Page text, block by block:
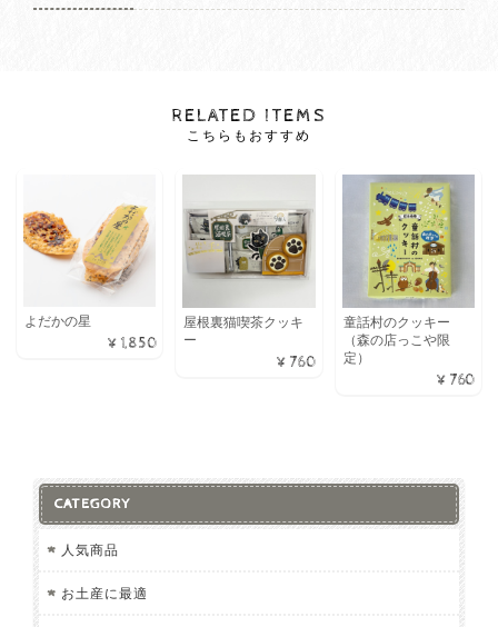
RELATED ITEMS
こちらもおすすめ
よだかの星
¥1,850
屋根裏猫喫茶クッキ
ー
¥760
童話村のクッキー
（森の店っこや限
定）
¥760
CATEGORY
人気商品
お土産に最適